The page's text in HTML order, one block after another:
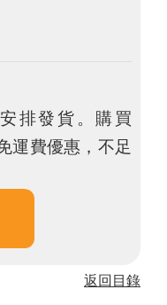
排發貨。購買
運費優惠，不足
返回目錄